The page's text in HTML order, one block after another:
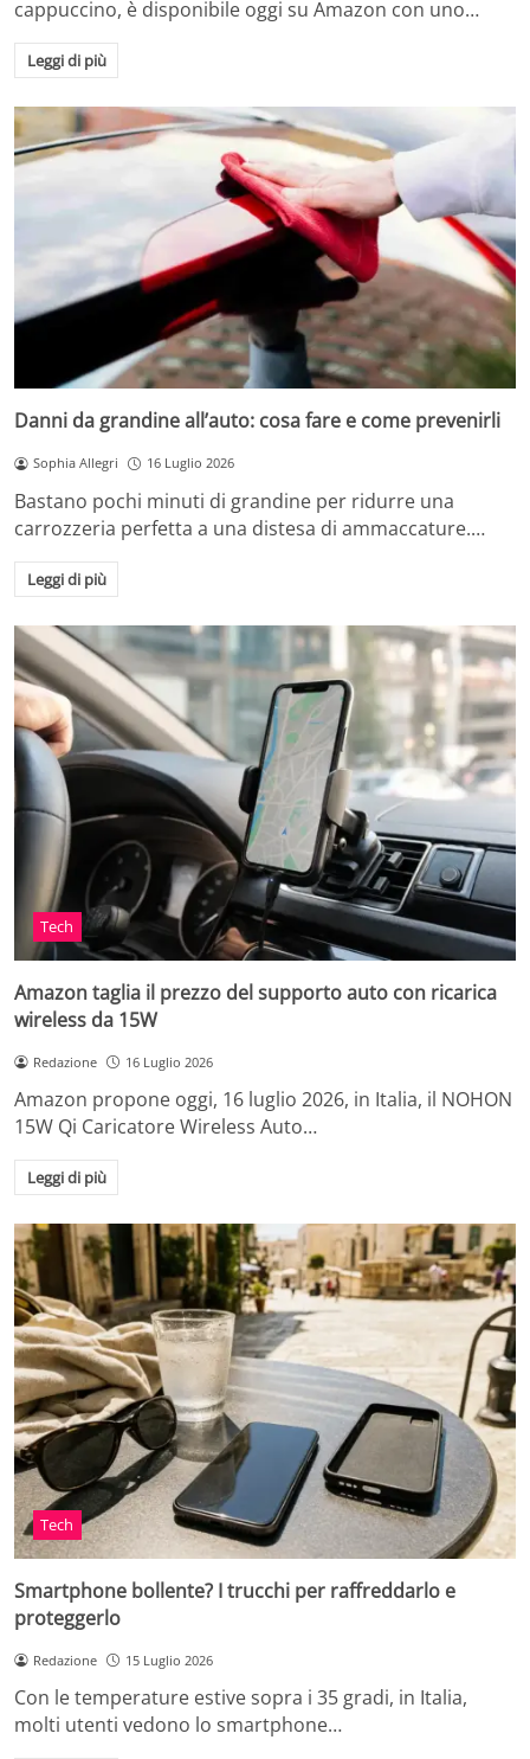
cappuccino, è disponibile oggi su Amazon con uno…
Leggi di più
Danni da grandine all’auto: cosa fare e come prevenirli
Sophia Allegri 16 Luglio 2026
Bastano pochi minuti di grandine per ridurre una
carrozzeria perfetta a una distesa di ammaccature.…
Leggi di più
Tech
Amazon taglia il prezzo del supporto auto con ricarica
wireless da 15W
Redazione 16 Luglio 2026
Amazon propone oggi, 16 luglio 2026, in Italia, il NOHON
15W Qi Caricatore Wireless Auto…
Leggi di più
Tech
Smartphone bollente? I trucchi per raffreddarlo e
proteggerlo
Redazione 15 Luglio 2026
Con le temperature estive sopra i 35 gradi, in Italia,
molti utenti vedono lo smartphone…